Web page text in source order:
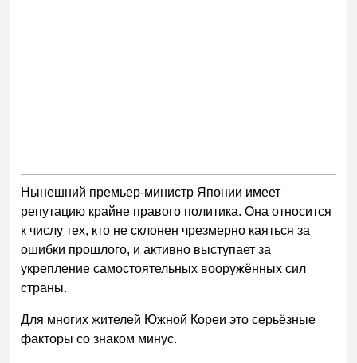
Нынешний премьер-министр Японии имеет
репутацию крайне правого политика. Она относится
к числу тех, кто не склонен чрезмерно каяться за
ошибки прошлого, и активно выступает за
укрепление самостоятельных вооружённых сил
страны.
Для многих жителей Южной Кореи это серьёзные
факторы со знаком минус.